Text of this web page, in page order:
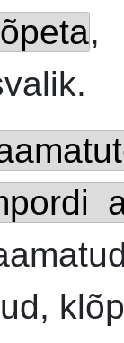
,